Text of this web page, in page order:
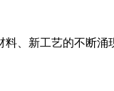
新工艺的不断涌